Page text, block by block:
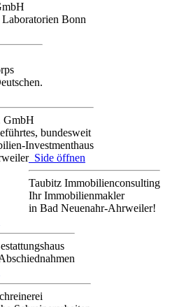
Bonn
GmbH
bundesweit
Investmenthaus
Side öffnen
Taubitz Immobilienconsulting
Ihr Immobilienmakler
in Bad Neuenahr-Ahrweiler!